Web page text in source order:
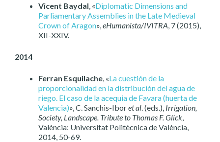
Vicent Baydal, «Diplomatic Dimensions and
Parliamentary Assemblies in the Late Medieval
Crown of Aragon»,eHumanista/IVITRA, 7 (2015),
XII-XXIV.
2014
Ferran Esquilache, «La cuestión de la
proporcionalidad en la distribución del agua de
riego. El caso de la acequia de Favara (huerta de
Valencia)», C. Sanchis-Iboret al. (eds.), Irrigation,
Society, Landscape. Tribute to Thomas F. Glick,
València: Universitat Politècnica de València,
2014, 50-69.